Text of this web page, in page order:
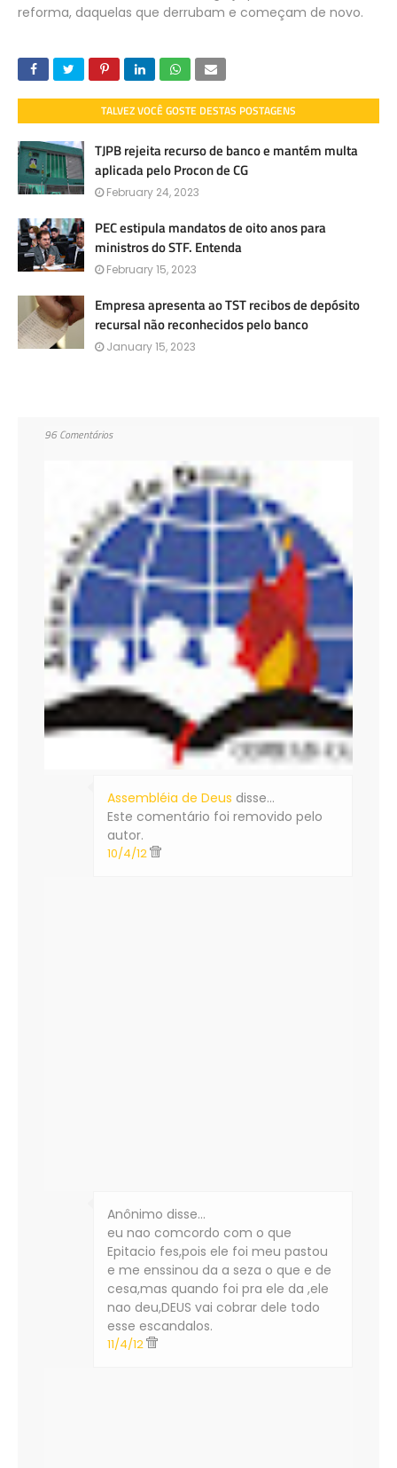
reforma, daquelas que derrubam e começam de novo.
TALVEZ VOCÊ GOSTE DESTAS POSTAGENS
TJPB rejeita recurso de banco e mantém multa
aplicada pelo Procon de CG
February 24, 2023
PEC estipula mandatos de oito anos para
ministros do STF. Entenda
February 15, 2023
Empresa apresenta ao TST recibos de depósito
recursal não reconhecidos pelo banco
January 15, 2023
96 Comentários
Assembléia de Deus disse…
Este comentário foi removido pelo
autor.
10/4/12
Anônimo disse…
eu nao comcordo com o que
Epitacio fes,pois ele foi meu pastou
e me enssinou da a seza o que e de
cesa,mas quando foi pra ele da ,ele
nao deu,DEUS vai cobrar dele todo
esse escandalos.
11/4/12